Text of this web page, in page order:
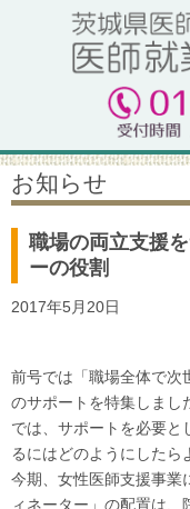
お知らせ
職場の両立支援
ーの役割
2017年5月20日
前号では「職場全体で次
のサポートを特集しまし
では、サポートを必要と
るにはどのようにしたら
今期、女性医師支援事業
ィネーター」の配置は